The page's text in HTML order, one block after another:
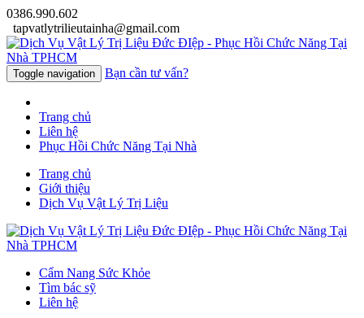
0386.990.602
tapvatlytrilieutainha@gmail.com
Toggle navigation Bạn cần tư vấn?
Trang chủ
Liên hệ
Phục Hồi Chức Năng Tại Nhà
Trang chủ
Giới thiệu
Dịch Vụ Vật Lý Trị Liệu
Cẩm Nang Sức Khỏe
Tìm bác sỹ
Liên hệ